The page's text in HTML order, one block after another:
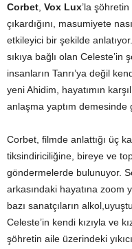
Corbet, Vox Lux’la
çıkardığını, masumiyete
etkileyici bir şekilde
sıkıya bağlı olan Celeste’in
insanların Tanrı’ya değil
yeni Ahidim, hayatımın
anlaşma yaptım demesinde
Corbet, filmde anlattığı üç
tiksindiriciliğine, bireye ve
göndermelerde bulunuyor.
arkasındaki hayatına zoom
bazı sanatçıların
Celeste’in kendi kızıyla ve
şöhretin aile üzerindeki